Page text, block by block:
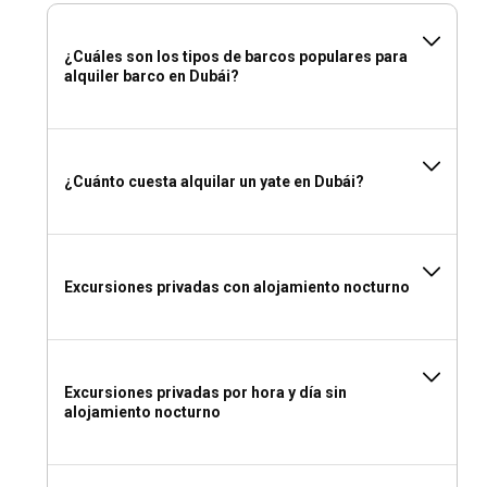
en Dubái?
proporciona un punto de anclaje de lujo para aquellos que
¡Sí, de hecho! No hay un escenario más memorable que los
fondos de Dubái para su evento especial. Muchas empresas
de alquiler de yates en Dubái ofrecen paquetes
cumpleaños hasta despedidas de soltera, garantizando una
¿Cuáles son los tipos de barcos populares para
alquiler barco en Dubái?
¿Cuánto cuesta alquilar un yate en Dubái?
Excursiones privadas con alojamiento nocturno
Excursiones privadas por hora y día sin
alojamiento nocturno